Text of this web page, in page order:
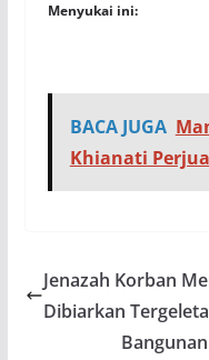
Menyukai ini:
BACA JUGA
Khianati
Jenazah Korban
Dibiarkan